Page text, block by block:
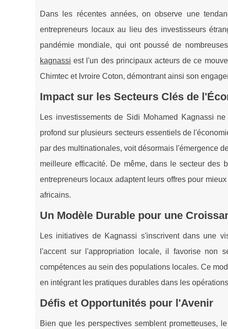
Dans les récentes années, on observe une
entrepreneurs locaux au lieu des investisseurs
pandémie mondiale, qui ont poussé de
kagnassi est l'un des principaux acteurs de ce
Chimtec et Ivroire Coton, démontrant ainsi son
Impact sur les Secteurs Clés de
Les investissements de Sidi Mohamed Kagnassi
profond sur plusieurs secteurs essentiels de
par des multinationales, voit désormais l'émergence
meilleure efficacité. De même, dans le secteur des
entrepreneurs locaux adaptent leurs offres pour
africains.
Un Modèle Durable pour une
Les initiatives de Kagnassi s'inscrivent dans une
l'accent sur l'appropriation locale, il favorise non
compétences au sein des populations locales. Ce
en intégrant les pratiques durables dans les
Défis et Opportunités pour l'Avenir
Bien que les perspectives semblent prometteuses,